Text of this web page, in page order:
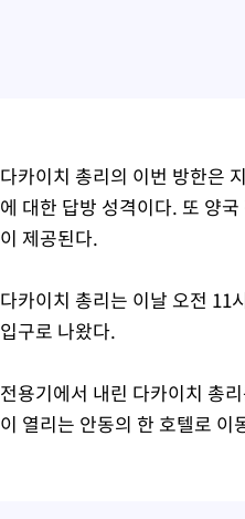
다카이치 총리의 이번 방한은
에 대한 답방 성격이다. 또 양
이 제공된다.
다카이치 총리는 이날 오전 11
입구로 나왔다.
전용기에서 내린 다카이치 총
이 열리는 안동의 한 호텔로 이